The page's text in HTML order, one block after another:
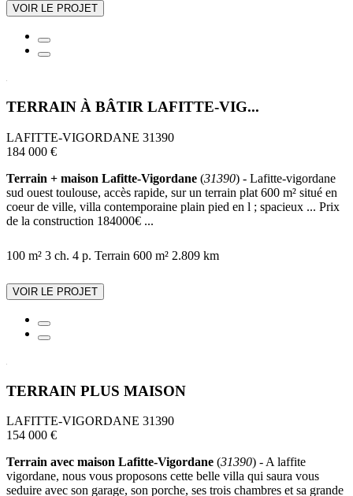
VOIR LE PROJET
TERRAIN À BÂTIR LAFITTE-VIG...
LAFITTE-VIGORDANE 31390
184 000 €
Terrain + maison Lafitte-Vigordane (31390) - Lafitte-vigordane
sud ouest toulouse, accès rapide, sur un terrain plat 600 m² situé en
coeur de ville, villa contemporaine plain pied en l ; spacieux ... Prix
de la construction 184000€ ...
100 m² 3 ch. 4 p. Terrain 600 m² 2.809 km
VOIR LE PROJET
TERRAIN PLUS MAISON
LAFITTE-VIGORDANE 31390
154 000 €
Terrain avec maison Lafitte-Vigordane (31390) - A laffite
vigordane, nous vous proposons cette belle villa qui saura vous
seduire avec son garage, son porche, ses trois chambres et sa grande